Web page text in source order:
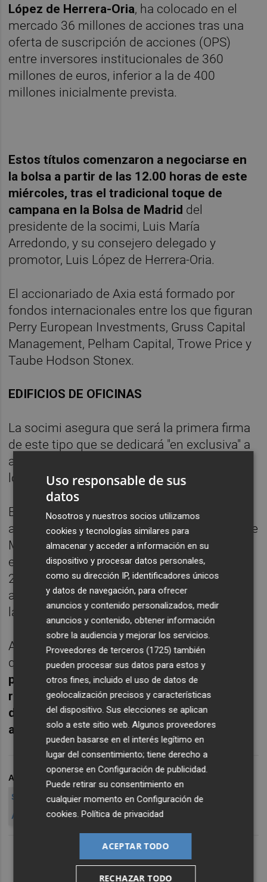
López de Herrera-Oria, ha colocado en el
mercado 36 millones de acciones tras una
oferta de suscripción de acciones (OPS)
entre inversores institucionales de 360
millones de euros, inferior a la de 400
millones inicialmente prevista.
Estos títulos comenzaron a negociarse en
la bolsa a partir de las 12.00 horas de este
miércoles, tras el tradicional toque de
campana en la Bolsa de Madrid del
presidente de la socimi, Luis María
Arredondo, y su consejero delegado y
promotor, Luis López de Herrera-Oria.
El accionariado de Axia está formado por
fondos internacionales entre los que figuran
Perry European Investments, Gruss Capital
Management, Pelham Capital, Trowe Price y
Taube Hodson Stonex.
EDIFICIOS DE OFICINAS
La socimi asegura que será la primera firma
de este tipo que se dedicará "en exclusiva" a
activos en renta terciarios (oficinas,
logísticos y comerciales).
En concreto, se centrará en explotar en
alquiler oficinas en los centros financieros de
Madrid y Barcelona. Estos edificios coparán
el 70% de su cartera, que prevé reservar otro
20% a centros logísticos y el 10% restante a
activos comerciales, siempre en el eje entre
la capital y la Ciudad Condal.
Axia Real Estate se constituye sin activos (lo
que se denomina un 'blind pool') pero
pretende invertir la totalidad de los
recursos que capte con la OPS entre los
doce y los 18 meses siguientes a su
admisión a cotización en bolsa.
ARCHIVADO EN
SOCIMI BOLSA
SOCIMI MAB
AXIA REAL ESTATE DEBUTA EN BOLSA
Uso responsable de sus
datos
Nosotros y nuestros socios utilizamos
cookies y tecnologías similares para
almacenar y acceder a información en su
dispositivo y procesar datos personales,
como su dirección IP, identificadores únicos
y datos de navegación, para ofrecer
anuncios y contenido personalizados, medir
anuncios y contenido, obtener información
sobre la audiencia y mejorar los servicios.
Proveedores de terceros (1725) también
pueden procesar sus datos para estos y
otros fines, incluido el uso de datos de
geolocalización precisos y características
del dispositivo. Sus elecciones se aplican
solo a este sitio web. Algunos proveedores
pueden basarse en el interés legítimo en
lugar del consentimiento; tiene derecho a
oponerse enConfiguración de publicidad.
Puede retirar su consentimiento en
cualquier momento enConfiguración de
cookies.Política de privacidad
ACEPTAR TODO
RECHAZAR TODO